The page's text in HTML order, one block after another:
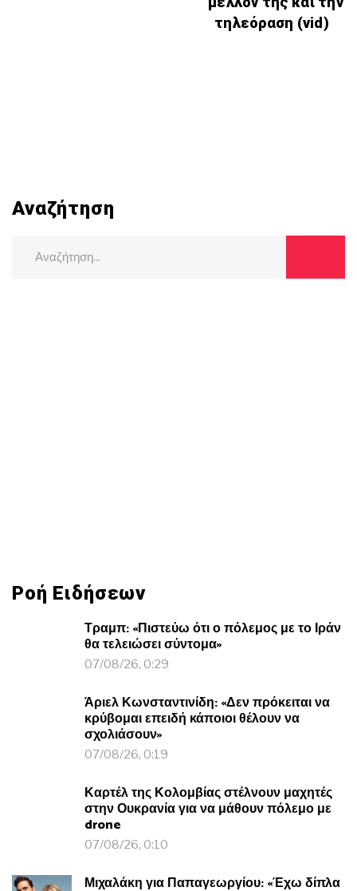
τηλεόραση (vid)
Αναζήτηση
Ροή Ειδήσεων
Τραμπ: «Πιστεύω ότι ο πόλεμος με το Ιράν
θα τελειώσει σύντομα»
07/08/26, 0:29
Άριελ Κωνσταντινίδη: «Δεν πρόκειται να
κρύβομαι επειδή κάποιοι θέλουν να
σχολιάσουν»
07/08/26, 0:19
Καρτέλ της Κολομβίας στέλνουν μαχητές
στην Ουκρανία για να μάθουν πόλεμο με
drone
07/08/26, 0:10
Μιχαλάκη για Παπαγεωργίου: «Έχω δίπλα